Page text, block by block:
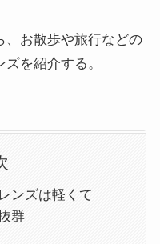
、お散歩や旅行などの
を紹介する。
ンズは軽くて
群